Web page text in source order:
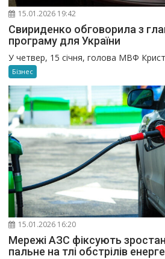
15.01.2026 19:42
Свириденко обговорила з
програму для України
У четвер, 15 січня, голова МВФ
Бізнес
15.01.2026 16:20
Мережі АЗС фіксують
пальне на тлі обстрілів